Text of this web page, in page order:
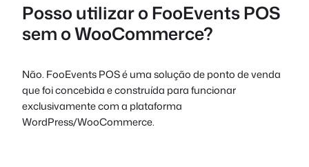
Spanish
Italian
Polish
Posso utilizar o FooEvents POS
sem o WooCommerce?
Não. FooEvents POS é uma solução de ponto de venda
que foi concebida e construída para funcionar
exclusivamente com a plataforma
WordPress/WooCommerce.